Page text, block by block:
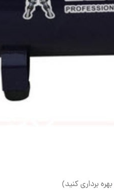
بهره برداری کنید)